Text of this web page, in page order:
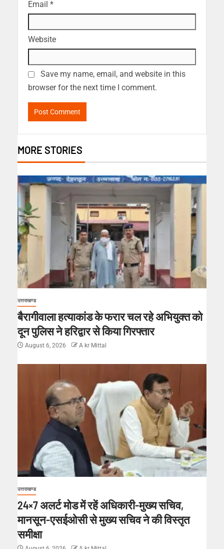
Email *
Website
Save my name, email, and website in this
browser for the next time I comment.
MORE STORIES
उत्तराखण्ड
बैरागीवाला हत्याकांड के फरार चल रहे अभियुक्त को
दून पुलिस ने हरिद्वार से किया गिरफ्तार
August 6, 2026 A kr Mittal
उत्तराखण्ड
24×7 अलर्ट मोड में रहें अधिकारी-मुख्य सचिव,
मानसून-एसईओसी से मुख्य सचिव ने की विस्तृत
समीक्षा